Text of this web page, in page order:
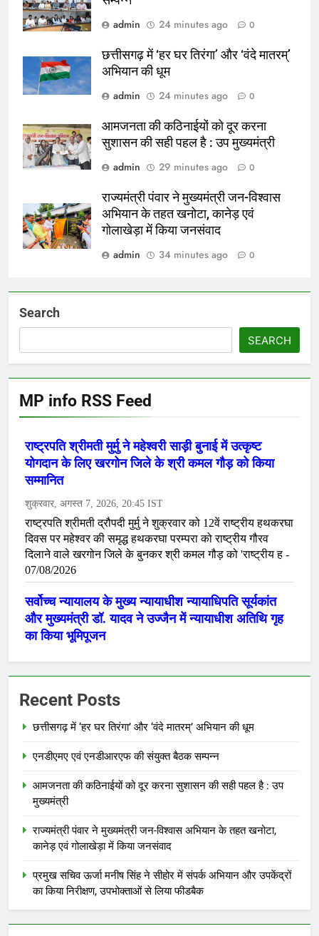
admin
24 minutes ago 0
छत्तीसगढ़ में ‘हर घर तिरंगा’ और ‘वंदे मातरम्’
अभियान की धूम
admin
24 minutes ago 0
आमजनता की कठिनाईयों को दूर करना
सुशासन की सही पहल है : उप मुख्यमंत्री
admin
29 minutes ago 0
राज्यमंत्री पंवार ने मुख्यमंत्री जन-विश्वास
अभियान के तहत खनोटा, कानेड़ एवं
गोलाखेड़ा में किया जनसंवाद
admin
34 minutes ago 0
Search
SEARCH
MP info RSS Feed
Recent Posts
छत्तीसगढ़ में ‘हर घर तिरंगा’ और ‘वंदे मातरम्’ अभियान की धूम
एनडीएमए एवं एनडीआरएफ की संयुक्त बैठक सम्पन्न
आमजनता की कठिनाईयों को दूर करना सुशासन की सही पहल है : उप
मुख्यमंत्री
राज्यमंत्री पंवार ने मुख्यमंत्री जन-विश्वास अभियान के तहत खनोटा,
कानेड़ एवं गोलाखेड़ा में किया जनसंवाद
प्रमुख सचिव ऊर्जा मनीष सिंह ने सीहोर में संपर्क अभियान और उपकेंद्रों
का किया निरीक्षण, उपभोक्ताओं से लिया फीडबैक